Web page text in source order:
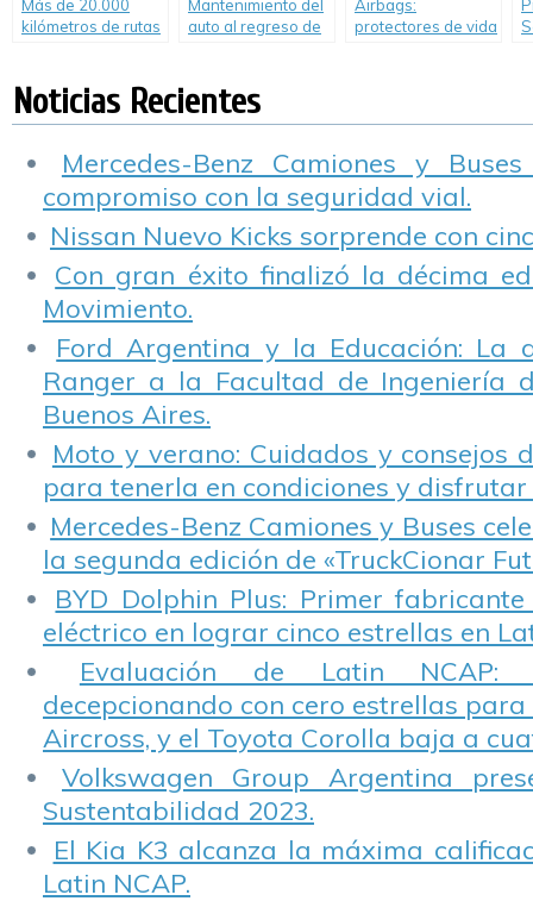
Más de 20.000
kilómetros de rutas
Mantenimiento del
auto al regreso de
«Abriendo
Caminos Seguros»
Airbags:
protectores de vida
Noticias Recientes
Mercedes-Benz Camiones y
compromiso con la seguridad vial.
Nissan Nuevo Kicks sorprende con
Con gran éxito finalizó la décima
Movimiento.
Ford Argentina y la Educación: La
Ranger a la Facultad de Ingeniería
Buenos Aires.
Moto y verano: Cuidados y consejos
para tenerla en condiciones y disfrutar
Mercedes-Benz Camiones y Buses
la segunda edición de «TruckCionar
BYD Dolphin Plus: Primer
eléctrico en lograr cinco estrellas en
Evaluación de Latin NCAP:
decepcionando con cero estrellas para
Aircross, y el Toyota Corolla baja a
Volkswagen Group Argentina
Sustentabilidad 2023.
El Kia K3 alcanza la máxima
Latin NCAP.